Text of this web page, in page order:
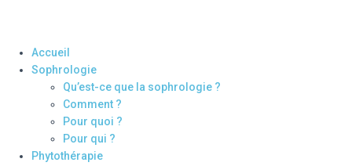
Accueil
Sophrologie
Qu’est-ce que la sophrologie ?
Comment ?
Pour quoi ?
Pour qui ?
Phytothérapie